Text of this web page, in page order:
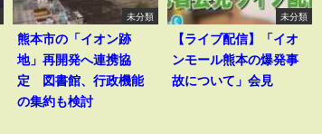
未分類
熊本市の「イオン跡
地」再開発へ連携協
定 図書館、行政機能
の集約も検討
未分類
【ライブ配信】「イオ
ンモール熊本の爆発事
故について」会見